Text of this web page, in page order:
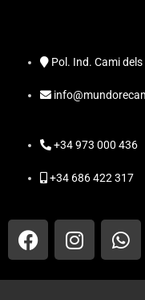
Pol. Ind. Cami
+34 973 000 436
+34 686 422 317